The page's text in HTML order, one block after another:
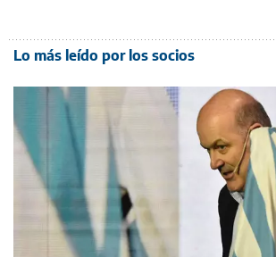
Lo más leído por los socios